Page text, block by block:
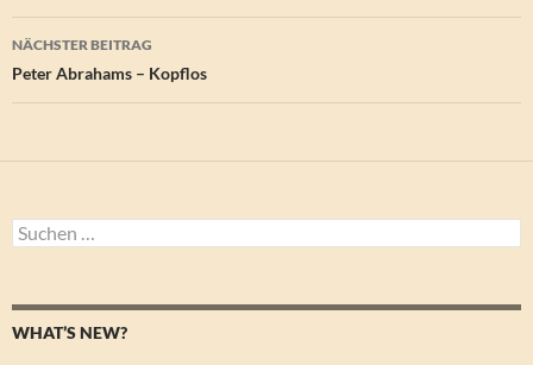
NÄCHSTER BEITRAG
Peter Abrahams – Kopflos
Suchen
nach:
WHAT’S NEW?